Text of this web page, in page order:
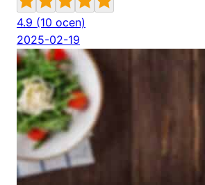
4.9 (10 ocen)
2025-02-19